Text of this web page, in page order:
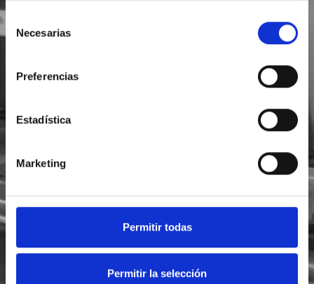
de Necesarias
Preferencias
Estadística
Marketing
Permitir todas
Permitir la selección
He leído y acepto la
Acepto recibir novedades deFoodsat